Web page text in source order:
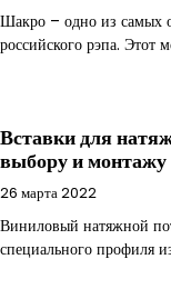
Шакро – одно из самых
российского рэпа. Этот
Вставки для
выбору и монтажу
26 марта 2022
Виниловый натяжной
специального профиля